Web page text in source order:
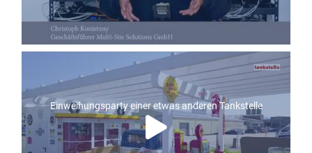
Einweihungsparty einer etwas anderen Tankstelle